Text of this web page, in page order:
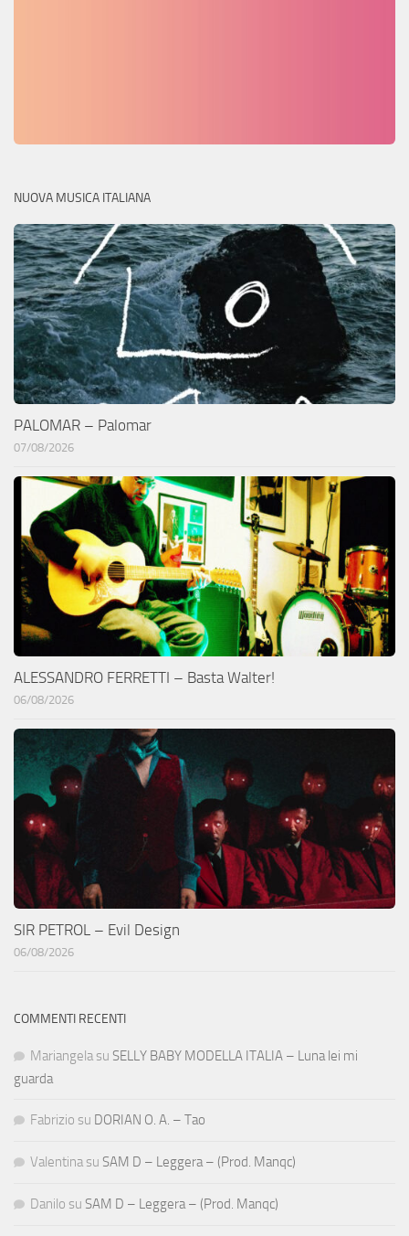
NUOVA MUSICA ITALIANA
PALOMAR – Palomar
07/08/2026
ALESSANDRO FERRETTI – Basta Walter!
06/08/2026
SIR PETROL – Evil Design
06/08/2026
COMMENTI RECENTI
Mariangela su SELLY BABY MODELLA ITALIA – Luna lei mi
guarda
Fabrizio su DORIAN O. A. – Tao
Valentina su SAM D – Leggera – (Prod. Manqc)
Danilo su SAM D – Leggera – (Prod. Manqc)